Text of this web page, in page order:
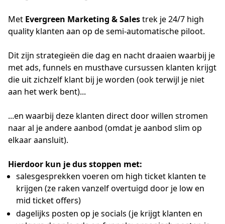
Met Evergreen Marketing & Salestrek je 24/7 high
quality klanten aan op desemi-automatische piloot.
Dit zijn strategieën die dag en nacht draaien waarbij je
met ads, funnels en musthave cursussen klanten krijgt
die uit zichzelf klant bij je worden (ook terwijl je niet
aan het werk bent)...
...en waarbij deze klanten direct door willen stromen
naar al je andere aanbod (omdat je aanbod slim op
elkaar aansluit).
Hierdoor kun je dus stoppen met:
salesgesprekken voeren om high ticket klanten te
krijgen (ze raken vanzelf overtuigd door je low en
mid ticket offers)
dagelijks posten op je socials (je krijgt klanten en